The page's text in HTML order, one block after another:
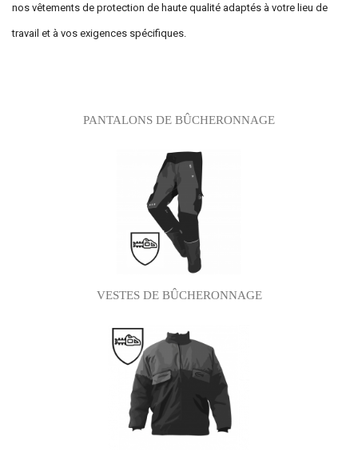
nos vêtements de protection de haute qualité adaptés à votre lieu de
travail et à vos exigences spécifiques.
PANTALONS DE BÛCHERONNAGE
VESTES DE BÛCHERONNAGE